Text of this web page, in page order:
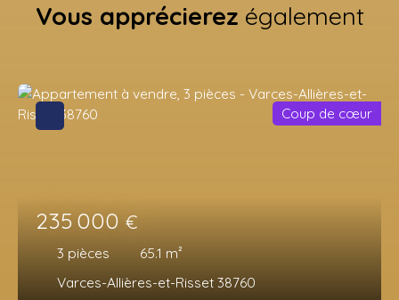
Vous apprécierez également
235 000 €
3 pièces 65.1 m²
Varces-Allières-et-Risset 38760
Coup de cœur